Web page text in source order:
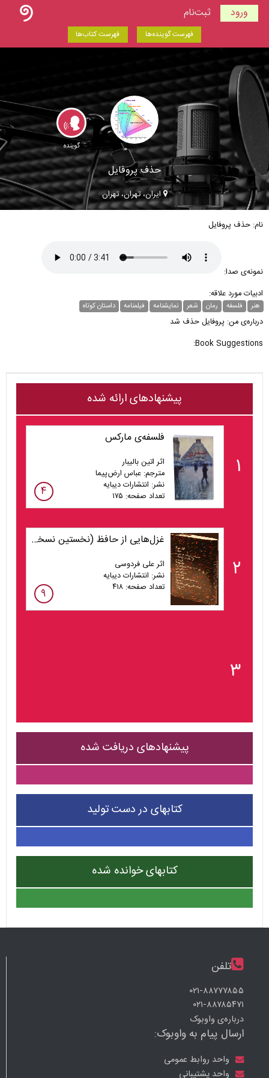
ورود ثبت‌نام
فهرست گوینده‌ها فهرست کتاب‌ها
گوینده
حذف پروفایل
ایران، تهران، تهران
نام: حذف پروفایل
نمونه‌ی صدا:
ادبیات مورد علاقه:
هنر فلسفه رمان شعر نمایشنامه فیلمنامه داستان کوتاه
درباره‌ی من: پروفایل حذف شد
Book Suggestions:
پیشنهادهای ارائه شده
۱
فلسفه‌ی مارکس
اثر اتین بالیبار
مترجم: عباس ارض‌پیما
نشر: انتشارات دیبایه
تعداد صفحه: ۱۷۵
۴
۲
غزل‌هایی از حافظ (نخستین نسخه‌ی یافت شده)
اثر علی فردوسی
نشر: انتشارات دیبایه
تعداد صفحه: ۴۱۸
۹
۳
پیشنهادهای دریافت شده
کتابهای در دست تولید
کتابهای خوانده شده
تلفن
۰۲۱-۸۸۷۷۷۸۵۵
۰۲۱-۸۸۷۸۵۴۷۱
درباره‌ی واوبوک
ارسال پیام به واوبوک:
واحد روابط عمومی
واحد پشتیبانی